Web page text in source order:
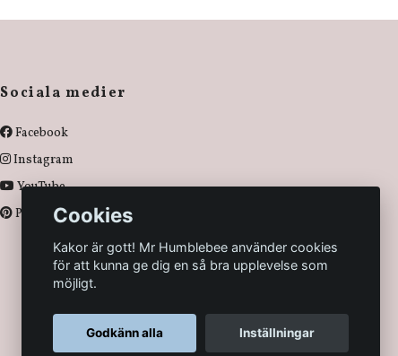
Sociala medier
Facebook
Instagram
YouTube
PinterestCookies
Kakor är gott! Mr Humblebee använder cookies
för att kunna ge dig en så bra upplevelse som
möjligt.
Godkänn alla Inställningar